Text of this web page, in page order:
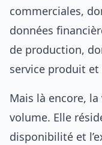
commerciales,
données
de production,
service produit
Mais là encore,
volume. Elle
disponibilité et